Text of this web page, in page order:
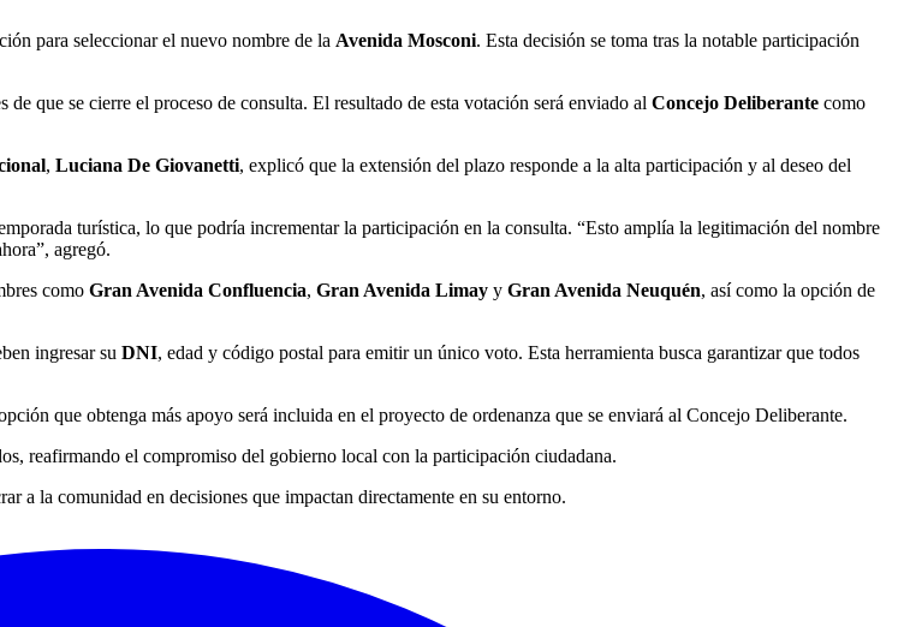
para seleccionar el nuevo nombre de la Avenida Mosconi. Esta decisión se toma tras la notable participación
de que se cierre el proceso de consulta. El resultado de esta votación será enviado al Concejo Deliberante como
, Luciana De Giovanetti, explicó que la extensión del plazo responde a la alta participación y al deseo del
turística, lo que podría incrementar la participación en la consulta. “Esto amplía la legitimación del nombre
agregó.
como Gran Avenida Confluencia, Gran Avenida Limay y Gran Avenida Neuquén, así como la opción de
ingresar su DNI, edad y código postal para emitir un único voto. Esta herramienta busca garantizar que todos
que obtenga más apoyo será incluida en el proyecto de ordenanza que se enviará al Concejo Deliberante.
reafirmando el compromiso del gobierno local con la participación ciudadana.
a la comunidad en decisiones que impactan directamente en su entorno.